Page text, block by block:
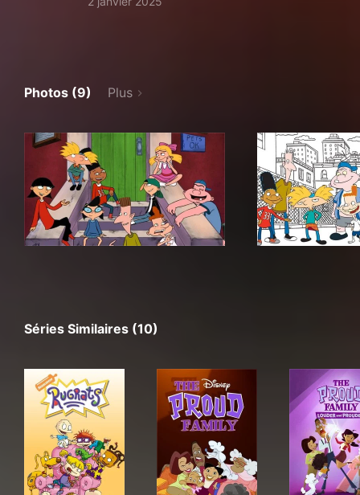
Photos (9) Plus
Séries Similaires (10)